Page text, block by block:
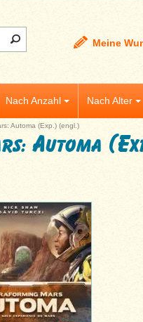
Meine
Nach Anzahl Nach Alter
Automa (Exp.) (engl.)
Automa